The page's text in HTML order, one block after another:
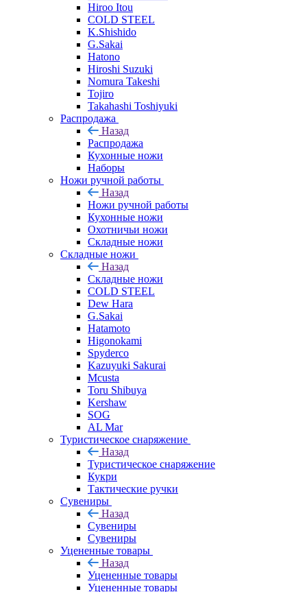
Hiroo Itou
COLD STEEL
K.Shishido
G.Sakai
Hatono
Hiroshi Suzuki
Nomura Takeshi
Tojiro
Takahashi Toshiyuki
Распродажа
Назад
Распродажа
Кухонные ножи
Наборы
Ножи ручной работы
Назад
Ножи ручной работы
Кухонные ножи
Охотничьи ножи
Складные ножи
Складные ножи
Назад
Складные ножи
COLD STEEL
Dew Hara
G.Sakai
Hatamoto
Higonokami
Spyderco
Kazuyuki Sakurai
Mcusta
Toru Shibuya
Kershaw
SOG
AL Mar
Туристическое снаряжение
Назад
Туристическое снаряжение
Кукри
Тактические ручки
Сувениры
Назад
Сувениры
Сувениры
Уцененные товары
Назад
Уцененные товары
Уцененные товары